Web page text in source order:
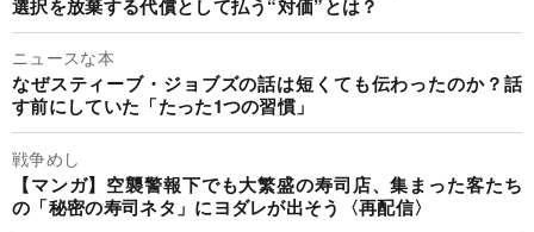
選択を放棄する代償として払う“対価”とは？
ニュースな本
なぜスティーブ・ジョブズの話は短くても伝わったのか？話
す前にしていた「たった1つの習慣」
戦争めし
【マンガ】空襲警報下でも大繁盛の寿司店、集まった客たち
の「秘密の寿司ネタ」にヨダレが出そう〈再配信〉